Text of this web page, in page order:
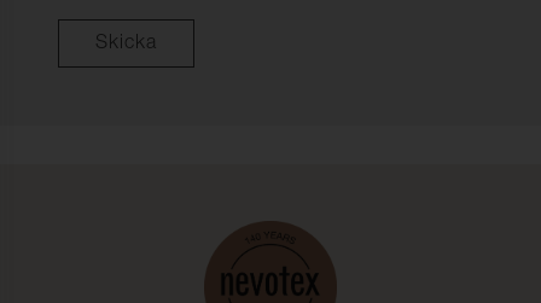
Skicka